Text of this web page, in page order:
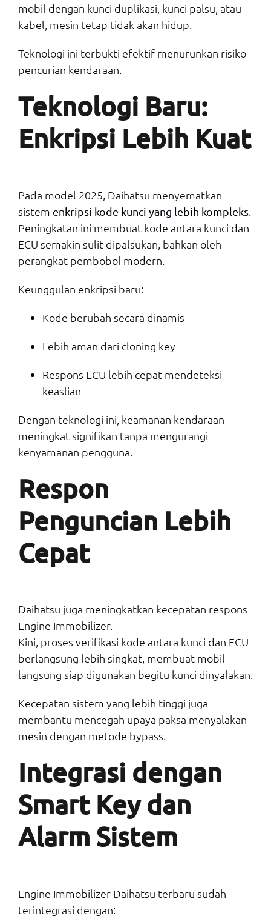
mobil dengan kunci duplikasi, kunci palsu, atau
kabel, mesin tetap tidak akan hidup.
Teknologi ini terbukti efektif menurunkan risiko
pencurian kendaraan.
Teknologi Baru:
Enkripsi Lebih Kuat
Pada model 2025, Daihatsu menyematkan
sistem enkripsi kode kunci yang lebih kompleks.
Peningkatan ini membuat kode antara kunci dan
ECU semakin sulit dipalsukan, bahkan oleh
perangkat pembobol modern.
Keunggulan enkripsi baru:
Kode berubah secara dinamis
Lebih aman dari cloning key
Respons ECU lebih cepat mendeteksi
keaslian
Dengan teknologi ini, keamanan kendaraan
meningkat signifikan tanpa mengurangi
kenyamanan pengguna.
Respon
Penguncian Lebih
Cepat
Daihatsu juga meningkatkan kecepatan respons
Engine Immobilizer.
Kini, proses verifikasi kode antara kunci dan ECU
berlangsung lebih singkat, membuat mobil
langsung siap digunakan begitu kunci dinyalakan.
Kecepatan sistem yang lebih tinggi juga
membantu mencegah upaya paksa menyalakan
mesin dengan metode bypass.
Integrasi dengan
Smart Key dan
Alarm Sistem
Engine Immobilizer Daihatsu terbaru sudah
terintegrasi dengan: